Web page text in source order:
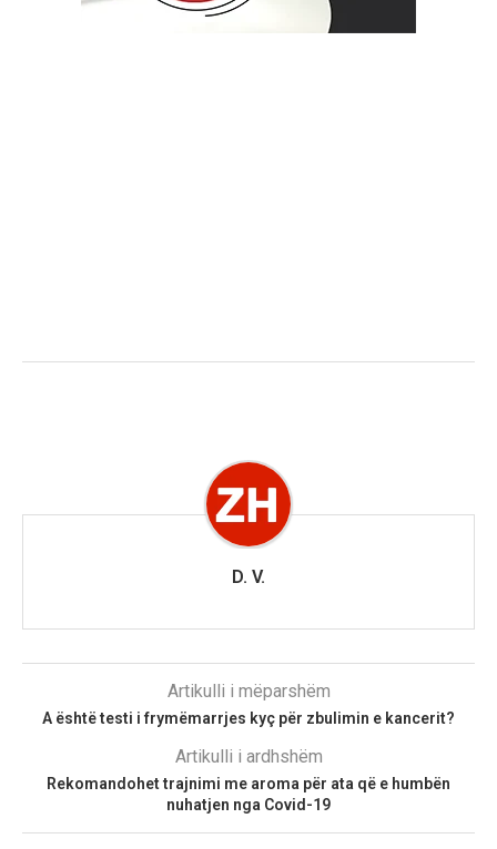
D. V.
Artikulli i mëparshëm
A është testi i frymëmarrjes kyç për zbulimin e kancerit?
Artikulli i ardhshëm
Rekomandohet trajnimi me aroma për ata që e humbën
nuhatjen nga Covid-19